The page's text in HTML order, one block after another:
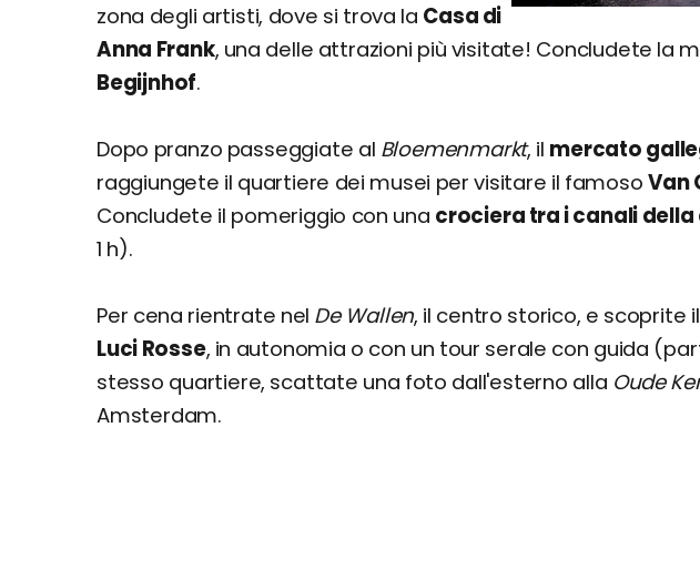
zona degli artisti, dove si trova la Casa di
Anna Frank, una delle attrazioni più visitate! Concludete la
Begijnhof.
Dopo pranzo passeggiate al Bloemenmarkt, il mercato
raggiungete il quartiere dei musei per visitare il famoso Van
Concludete il pomeriggio con una crociera tra i canali
1 h).
Per cena rientrate nel De Wallen, il centro storico, e scoprite
Luci Rosse, in autonomia o con un tour serale con guida
stesso quartiere, scattate una foto dall'esterno alla Oude
Amsterdam.